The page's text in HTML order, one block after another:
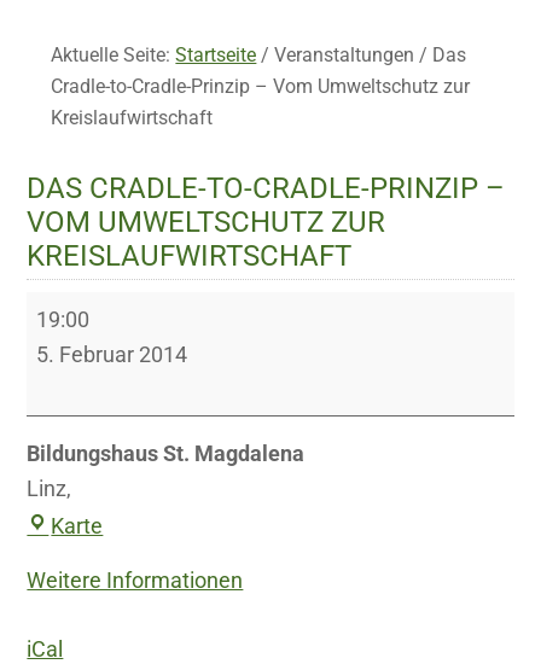
Aktuelle Seite:Startseite / Veranstaltungen/ Das
Cradle-to-Cradle-Prinzip – Vom Umweltschutz zur
Kreislaufwirtschaft
DAS CRADLE-TO-CRADLE-PRINZIP –
VOM UMWELTSCHUTZ ZUR
KREISLAUFWIRTSCHAFT
Das
Cradle-
Cradle-
Prinzip
–
Vom
zur
19:00
5. Februar 2014
Bildungshaus St. Magdalena
Linz,
Karte
Magdalena
Weitere Informationen
iCal